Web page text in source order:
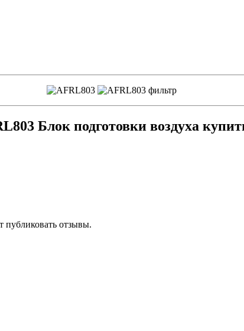
Блок подготовки воздуха
публиковать отзывы.